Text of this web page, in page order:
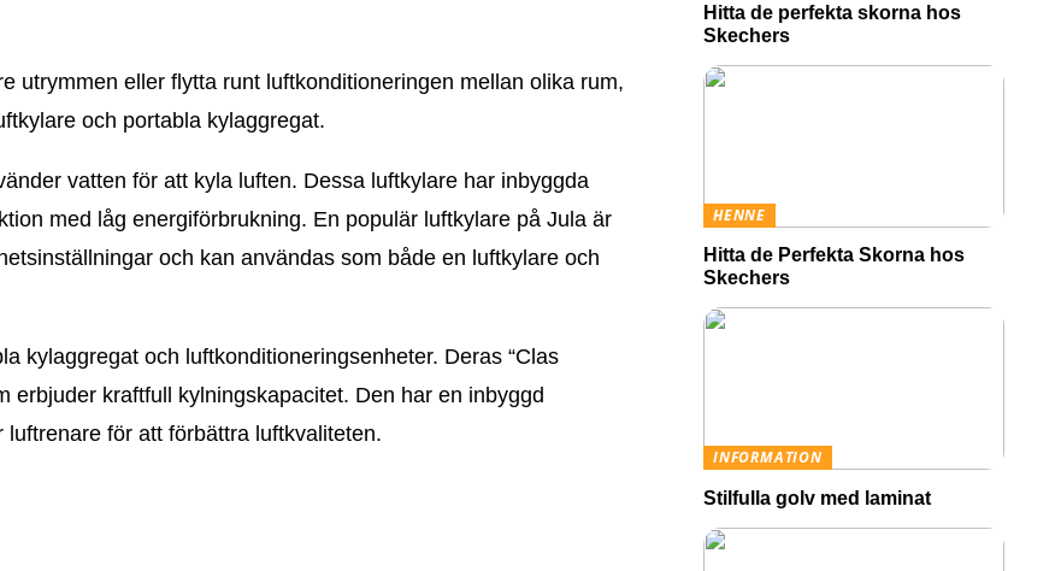
utrymmen eller flytta runt luftkonditioneringen mellan olika rum,
och portabla kylaggregat.
vatten för att kyla luften. Dessa luftkylare har inbyggda
med låg energiförbrukning. En populär luftkylare på Jula är
och kan användas som både en luftkylare och
kylaggregat och luftkonditioneringsenheter. Deras “Clas
erbjuder kraftfull kylningskapacitet. Den har en inbyggd
för att förbättra luftkvaliteten.
Hitta de perfekta skorna hos
Skechers
HENNE
Hitta de Perfekta Skorna hos
Skechers
INFORMATION
Stilfulla golv med laminat